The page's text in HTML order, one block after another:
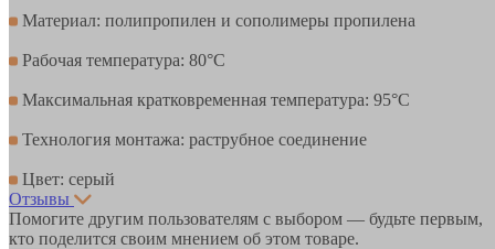
Материал: полипропилен и сополимеры пропилена
Рабочая температура: 80°С
Максимальная кратковременная температура: 95°С
Технология монтажа: раструбное соединение
Цвет: серый
Отзывы
Помогите другим пользователям с выбором — будьте первым,
кто поделится своим мнением об этом товаре.